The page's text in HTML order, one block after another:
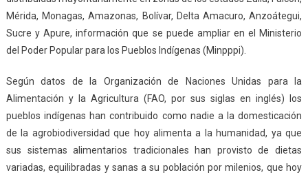
Mérida, Monagas, Amazonas, Bolívar, Delta Amacuro, Anzoátegui,
Sucre y Apure, información que se puede ampliar en el Ministerio
del Poder Popular para los Pueblos Indígenas (Minpppi).
Según datos de la Organización de Naciones Unidas para la
Alimentación y la Agricultura (FAO, por sus siglas en inglés) los
pueblos indígenas han contribuido como nadie a la domesticación
de la agrobiodiversidad que hoy alimenta a la humanidad, ya que
sus sistemas alimentarios tradicionales han provisto de dietas
variadas, equilibradas y sanas a su población por milenios, que hoy